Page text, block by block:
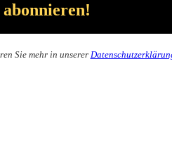
Sie mehr in unserer